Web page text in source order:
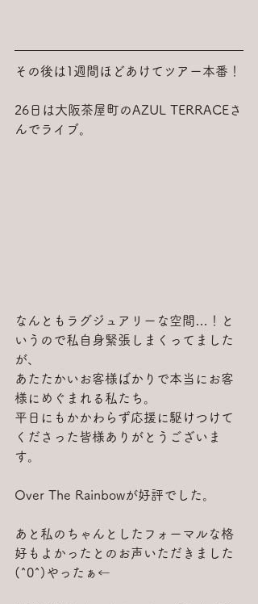
その後は1週間ほどあけてツアー本番！
26日は大阪茶屋町のAZUL TERRACEさ
んでライブ。
なんともラグジュアリーな空間…！と
いうので私自身緊張しまくってました
が、
あたたかいお客様ばかりで本当にお客
様にめぐまれる私たち。
平日にもかかわらず応援に駆けつけて
くださった皆様ありがとうございま
す。
Over The Rainbowが好評でした。
あと私のちゃんとしたフォーマルな格
好もよかったとのお声いただきました
(^0^)やったぁ←